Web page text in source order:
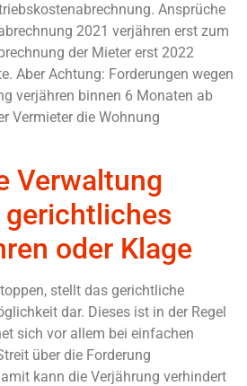
Ansprüche
2021 verjähren erst zum
der Mieter erst 2022
Aber Achtung: Forderungen wegen
verjähren binnen 6 Monaten ab
Vermieter die Wohnung
Verwaltung
gerichtliches
oder Klage
stellt das gerichtliche
dar. Dieses ist in der Regel
sich vor allem bei einfachen
über die Forderung
kann die Verjährung verhindert